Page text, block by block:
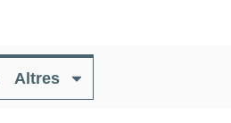
Altres